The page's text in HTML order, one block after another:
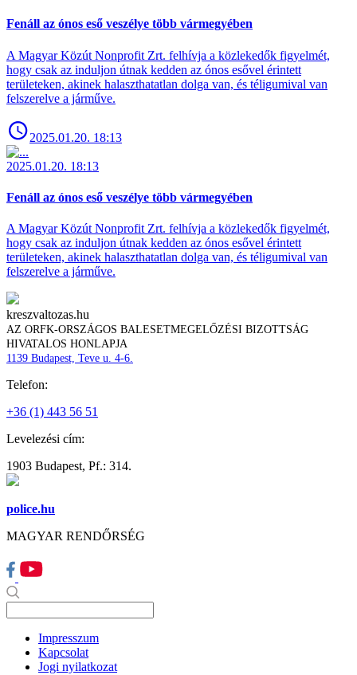
Fenáll az ónos eső veszélye több vármegyében
A Magyar Közút Nonprofit Zrt. felhívja a közlekedők figyelmét,
hogy csak az induljon útnak kedden az ónos esővel érintett
területeken, akinek halaszthatatlan dolga van, és téligumival van
felszerelve a járműve.
2025.01.20. 18:13
2025.01.20. 18:13
Fenáll az ónos eső veszélye több vármegyében
A Magyar Közút Nonprofit Zrt. felhívja a közlekedők figyelmét,
hogy csak az induljon útnak kedden az ónos esővel érintett
területeken, akinek halaszthatatlan dolga van, és téligumival van
felszerelve a járműve.
kreszvaltozas.hu
AZ ORFK-ORSZÁGOS BALESETMEGELŐZÉSI BIZOTTSÁG
HIVATALOS HONLAPJA
1139 Budapest, Teve u. 4-6.
Telefon:
+36 (1) 443 56 51
Levelezési cím:
1903 Budapest, Pf.: 314.
police.hu
MAGYAR RENDŐRSÉG
Impresszum
Kapcsolat
Jogi nyilatkozat